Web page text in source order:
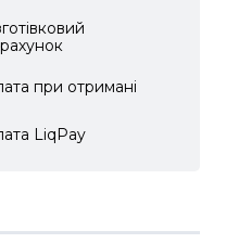
при отримані
LiqPay